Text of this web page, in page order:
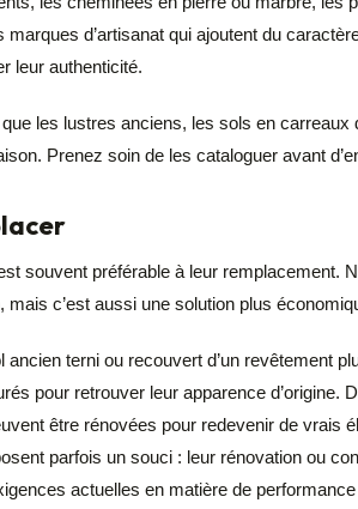
d’artisanat qui ajoutent du
leur authenticité.
les lustres anciens, les sols en carreaux
Prenez soin de les cataloguer avant
souvent préférable à leur remplacement.
mais c’est aussi une solution plus
terni ou recouvert d’un revêtement
pour retrouver leur apparence d’origine.
être rénovées pour redevenir de vrais
parfois un souci : leur rénovation ou
actuelles en matière de